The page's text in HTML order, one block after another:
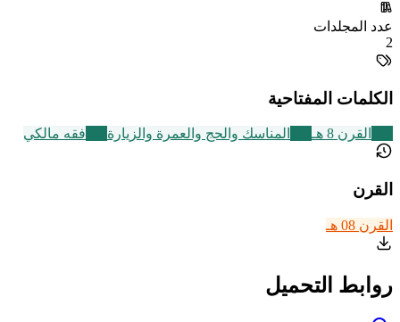
عدد المجلدات
2
الكلمات المفتاحية
القرن 8 هـ المناسك والحج والعمرة والزيارة فقه مالكي
القرن
القرن 08 هـ
روابط التحميل